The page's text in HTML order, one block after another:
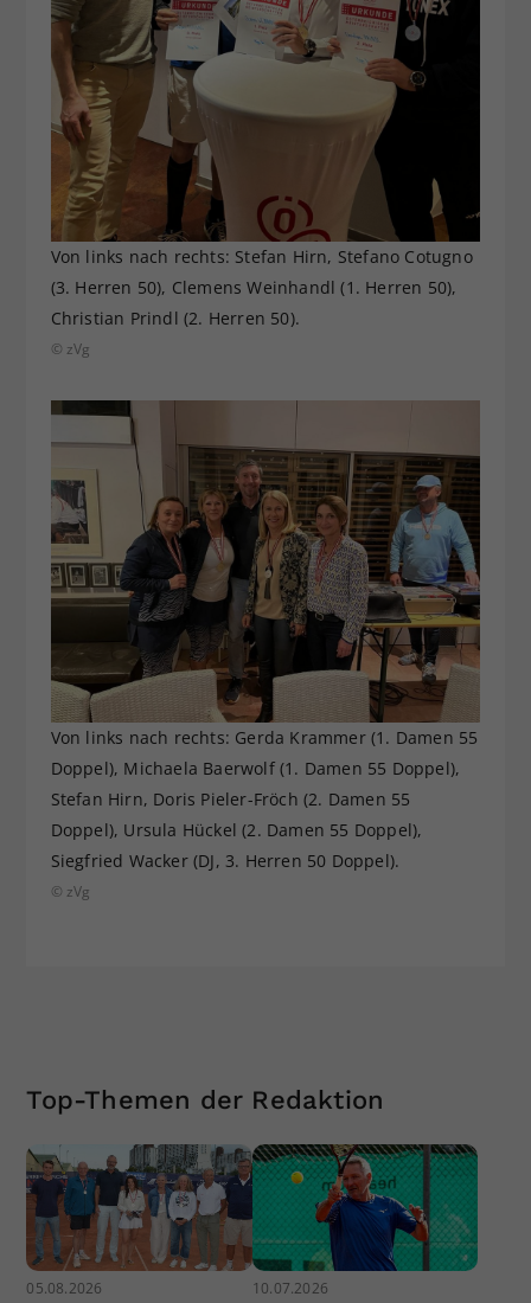
Von links nach rechts: Stefan Hirn, Stefano Cotugno
(3. Herren 50), Clemens Weinhandl (1. Herren 50),
Christian Prindl (2. Herren 50).
© zVg
Von links nach rechts: Gerda Krammer (1. Damen 55
Doppel), Michaela Baerwolf (1. Damen 55 Doppel),
Stefan Hirn, Doris Pieler-Fröch (2. Damen 55
Doppel), Ursula Hückel (2. Damen 55 Doppel),
Siegfried Wacker (DJ, 3. Herren 50 Doppel).
© zVg
Top-Themen der Redaktion
05.08.2026 10.07.2026